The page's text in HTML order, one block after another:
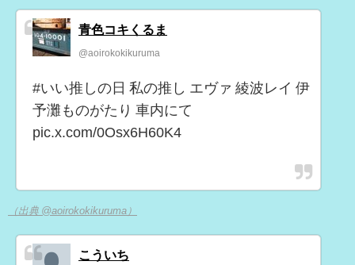
青色コキくるま
@aoirokokikuruma
#いい推しの日 私の推し エヴァ 綾波レイ 伊
予灘ものがたり 車内にて
pic.x.com/0Osx6H60K4
（出典 @aoirokokikuruma）
こういち